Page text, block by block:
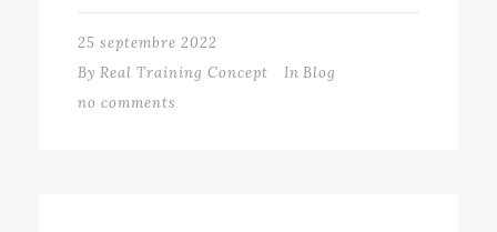
25 septembre 2022
By Real Training Concept In Blog
no comments